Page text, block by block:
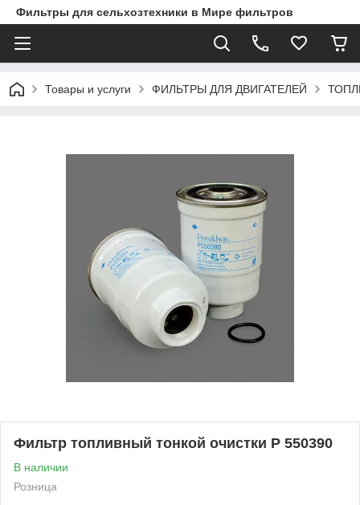
Фильтры для сельхозтехники в Мире фильтров
Товары и услуги ФИЛЬТРЫ ДЛЯ ДВИГАТЕЛЕЙ
Фильтр топливный тонкой очистки P 550390
В наличии
Розница